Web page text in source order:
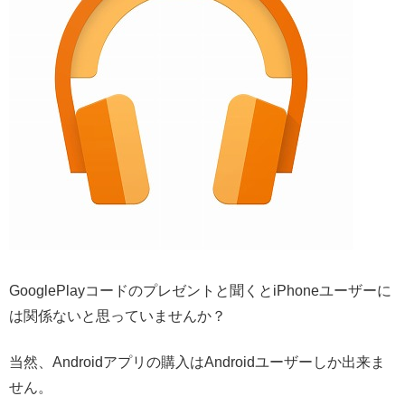
GooglePlayコードのプレゼントと聞くとiPhoneユーザーに
は関係ないと思っていませんか？
当然、Androidアプリの購入はAndroidユーザーしか出来ま
せん。